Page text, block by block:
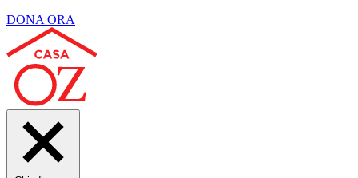
DONA ORA